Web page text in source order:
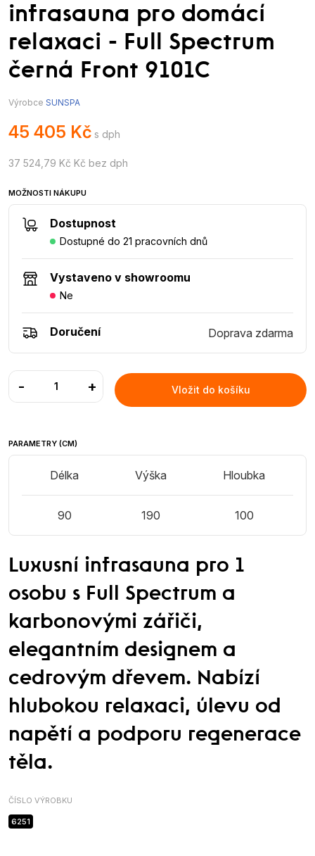
infrasauna pro domácí
relaxaci - Full Spectrum
černá Front 9101C
Výrobce SUNSPA
45 405 Kč s dph
37 524,79 Kč Kč bez dph
MOŽNOSTI NÁKUPU
Dostupnost
Dostupné do 21 pracovních dnů
Vystaveno v showroomu
Ne
Doručení Doprava zdarma
- + Vložit do košíku
PARAMETRY (CM)
Délka
90
Výška
190
Hloubka
100
Luxusní infrasauna pro 1
osobu s Full Spectrum a
karbonovými zářiči,
elegantním designem a
cedrovým dřevem. Nabízí
hlubokou relaxaci, úlevu od
napětí a podporu regenerace
těla.
ČÍSLO VÝROBKU
6251